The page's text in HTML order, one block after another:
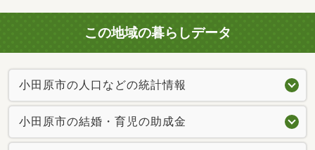
この地域の暮らしデータ
小田原市の人口などの統計情報
小田原市の結婚・育児の助成金